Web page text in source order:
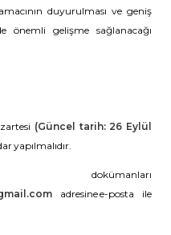
duyurulması ve geniş
önemli gelişme sağlanacağı
(Güncel tarih: 26 Eylül
yapılmalıdır.
adresine e-posta ile